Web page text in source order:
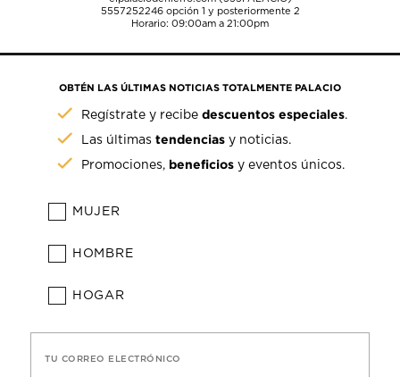
5557252246opción 1 y posteriormente 2
Horario: 09:00am a 21:00pm
OBTÉN LAS ÚLTIMAS NOTICIAS TOTALMENTE PALACIO
Regístrate y recibedescuentos especiales.
Las últimastendencias y noticias.
Promociones, beneficios y eventos únicos.
MUJER
HOMBRE
HOGAR
TU CORREO ELECTRÓNICO